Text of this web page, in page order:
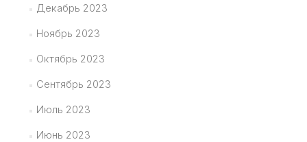
Декабрь 2023
Ноябрь 2023
Октябрь 2023
Сентябрь 2023
Июль 2023
Июнь 2023